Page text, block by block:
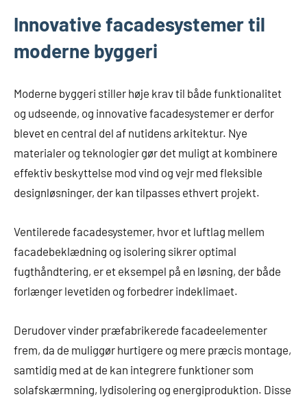
Innovative facadesystemer til
moderne byggeri
Moderne byggeri stiller høje krav til både funktionalitet
og udseende, og innovative facadesystemer er derfor
blevet en central del af nutidens arkitektur. Nye
materialer og teknologier gør det muligt at kombinere
effektiv beskyttelse mod vind og vejr med fleksible
designløsninger, der kan tilpasses ethvert projekt.
Ventilerede facadesystemer, hvor et luftlag mellem
facadebeklædning og isolering sikrer optimal
fugthåndtering, er et eksempel på en løsning, der både
forlænger levetiden og forbedrer indeklimaet.
Derudover vinder præfabrikerede facadeelementer
frem, da de muliggør hurtigere og mere præcis montage,
samtidig med at de kan integrere funktioner som
solafskærmning, lydisolering og energiproduktion. Disse